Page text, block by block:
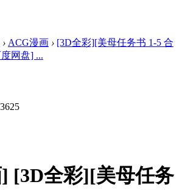
› ACG漫画 › [3D全彩][美母任务书 1-5 合
网盘] ...
3625
[3D全彩][美母任务